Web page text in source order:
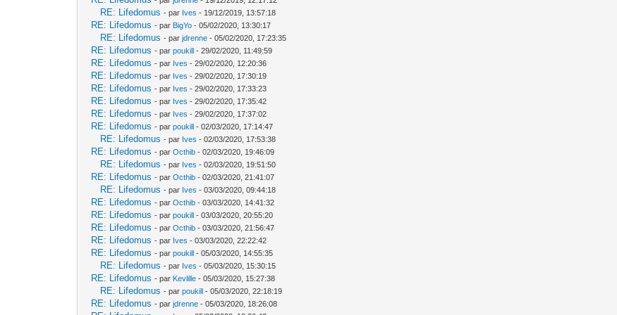
RE: Lifedomus - par Ives - 19/12/2019, 13:57:18
RE: Lifedomus - par BigYo - 05/02/2020, 13:30:17
RE: Lifedomus - parjdrenne - 05/02/2020, 17:23:35
RE: Lifedomus - parpoukill - 29/02/2020, 11:49:59
RE: Lifedomus - par Ives - 29/02/2020, 12:20:36
RE: Lifedomus - par Ives - 29/02/2020, 17:30:19
RE: Lifedomus - par Ives - 29/02/2020, 17:33:23
RE: Lifedomus - par Ives - 29/02/2020, 17:35:42
RE: Lifedomus - par Ives - 29/02/2020, 17:37:02
RE: Lifedomus - parpoukill - 02/03/2020, 17:14:47
RE: Lifedomus - par Ives - 02/03/2020, 17:53:38
RE: Lifedomus - parOcthib - 02/03/2020, 19:46:09
RE: Lifedomus - par Ives - 02/03/2020, 19:51:50
RE: Lifedomus - parOcthib - 02/03/2020, 21:41:07
RE: Lifedomus - par Ives - 03/03/2020, 09:44:18
RE: Lifedomus - parOcthib - 03/03/2020, 14:41:32
RE: Lifedomus - parpoukill - 03/03/2020, 20:55:20
RE: Lifedomus - parOcthib - 03/03/2020, 21:56:47
RE: Lifedomus - par Ives - 03/03/2020, 22:22:42
RE: Lifedomus - parpoukill - 05/03/2020, 14:55:35
RE: Lifedomus - par Ives - 05/03/2020, 15:30:15
RE: Lifedomus - par Kevlille - 05/03/2020, 15:27:38
RE: Lifedomus - parpoukill - 05/03/2020, 22:18:19
RE: Lifedomus - parjdrenne - 05/03/2020, 18:26:08